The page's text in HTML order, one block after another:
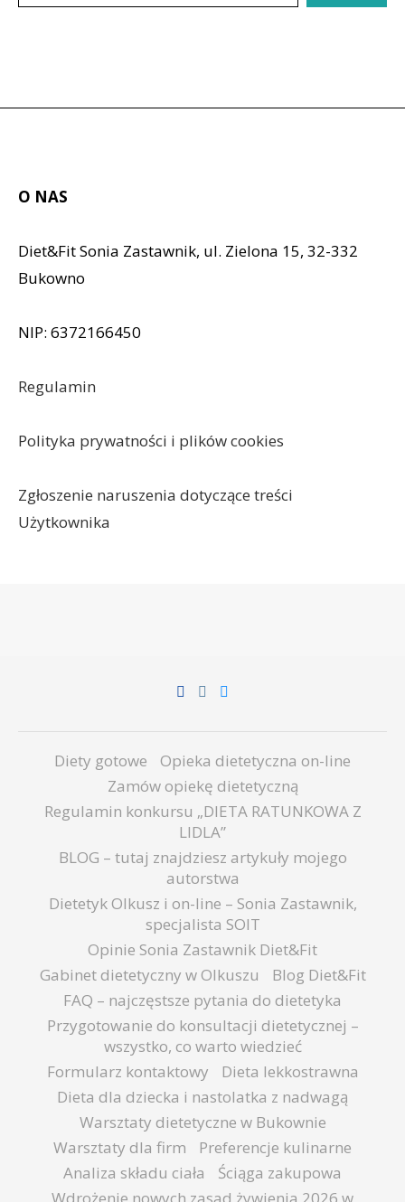
O NAS
Diet&Fit Sonia Zastawnik, ul. Zielona 15, 32-332
Bukowno
NIP: 6372166450
Regulamin
Polityka prywatności i plików cookies
Zgłoszenie naruszenia dotyczące treści
Użytkownika
Diety gotowe
Opieka dietetyczna on-line
Zamów opiekę dietetyczną
Regulamin konkursu „DIETA RATUNKOWA Z
LIDLA”
BLOG – tutaj znajdziesz artykuły mojego
autorstwa
Dietetyk Olkusz i on-line – Sonia Zastawnik,
specjalista SOIT
Opinie Sonia Zastawnik Diet&Fit
Gabinet dietetyczny w Olkuszu
Blog Diet&Fit
FAQ – najczęstsze pytania do dietetyka
Przygotowanie do konsultacji dietetycznej –
wszystko, co warto wiedzieć
Formularz kontaktowy
Dieta lekkostrawna
Dieta dla dziecka i nastolatka z nadwagą
Warsztaty dietetyczne w Bukownie
Warsztaty dla firm
Preferencje kulinarne
Analiza składu ciała
Ściąga zakupowa
Wdrożenie nowych zasad żywienia 2026 w